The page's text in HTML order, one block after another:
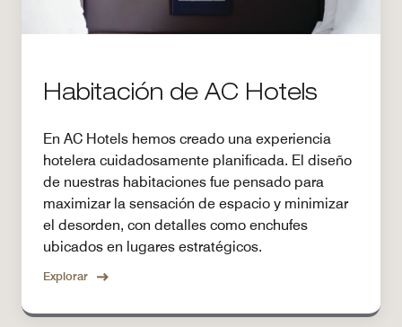
Habitación de AC Hotels
En AC Hotels hemos creado una experiencia
hotelera cuidadosamente planificada. El diseño
de nuestras habitaciones fue pensado para
maximizar la sensación de espacio y minimizar
el desorden, con detalles como enchufes
ubicados en lugares estratégicos.
Explorar